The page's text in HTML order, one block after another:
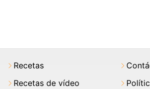
Recetas
Recetas de vídeo